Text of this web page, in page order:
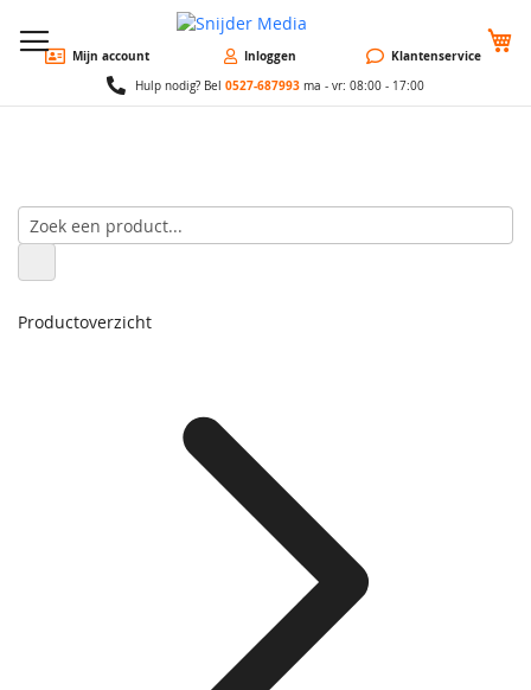
Mijn account Inloggen Klantenservice
Hulp nodig? Bel 0527-687993 ma - vr: 08:00 - 17:00
Productoverzicht